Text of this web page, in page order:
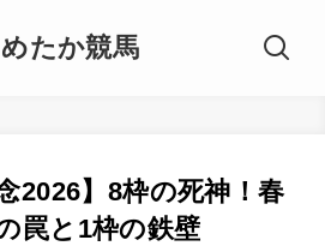
たか競馬
2026】8枠の死神！春
罠と1枠の鉄壁